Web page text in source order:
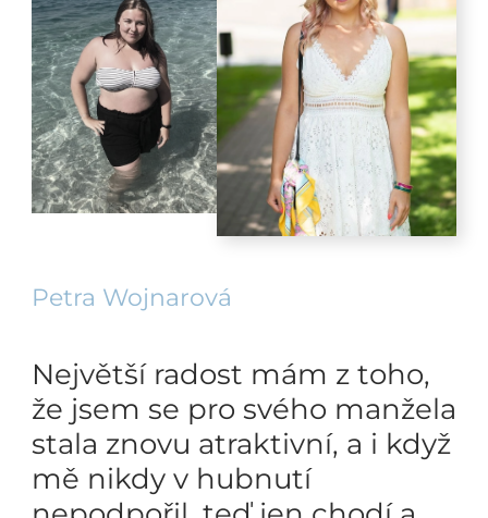
Petra Wojnarová
Největší radost mám z toho,
že jsem se pro svého manžela
stala znovu atraktivní, a i když
mě nikdy v hubnutí